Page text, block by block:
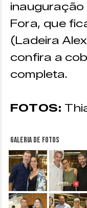
inauguração
Fora, que
(Ladeira
confira a
completa.
FOTOS:
Galeria de fotos
&nbsp; &nbsp;
&nbsp; &nbsp;